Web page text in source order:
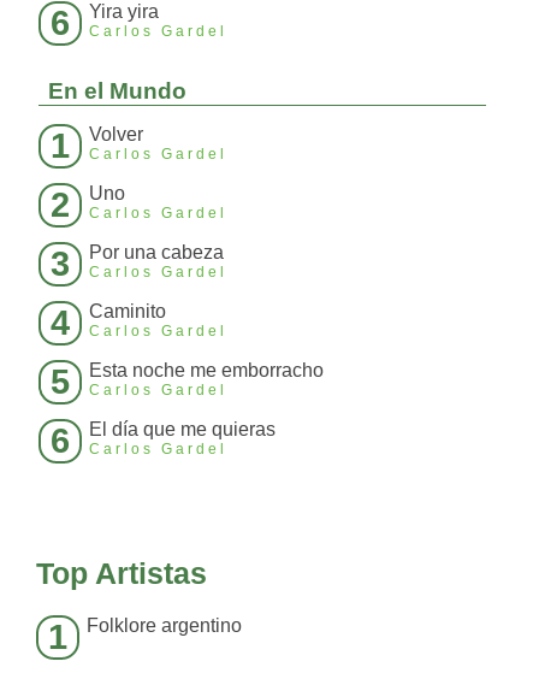
6 Yira yira
Carlos Gardel
En el Mundo
1 Volver
Carlos Gardel
2 Uno
Carlos Gardel
3 Por una cabeza
Carlos Gardel
4 Caminito
Carlos Gardel
5 Esta noche me emborracho
Carlos Gardel
6 El día que me quieras
Carlos Gardel
Top Artistas
1 Folklore argentino